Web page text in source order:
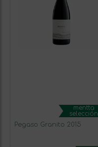
mentta
selección
Pegaso Granito 2015